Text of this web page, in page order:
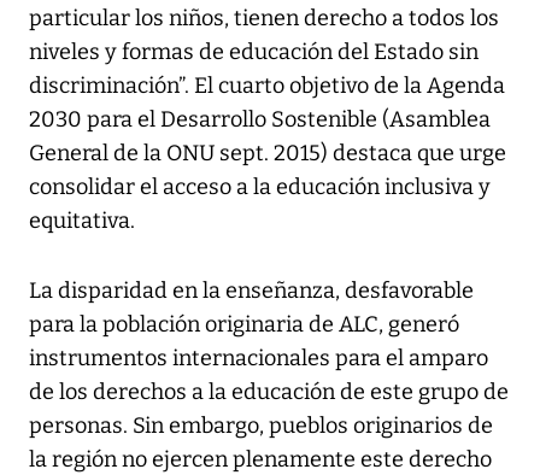
particular los niños, tienen derecho a todos los
niveles y formas de educación del Estado sin
discriminación”. El cuarto objetivo de la Agenda
2030 para el Desarrollo Sostenible (Asamblea
General de la ONU sept. 2015) destaca que urge
consolidar el acceso a la educación inclusiva y
equitativa.
La disparidad en la enseñanza, desfavorable
para la población originaria de ALC, generó
instrumentos internacionales para el amparo
de los derechos a la educación de este grupo de
personas. Sin embargo, pueblos originarios de
la región no ejercen plenamente este derecho